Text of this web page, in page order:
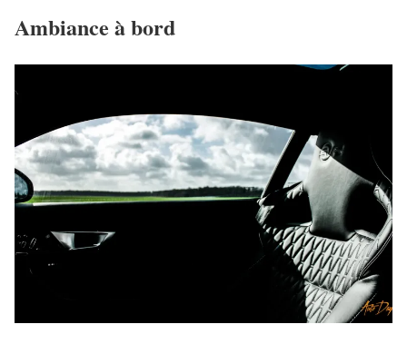
Ambiance à bord